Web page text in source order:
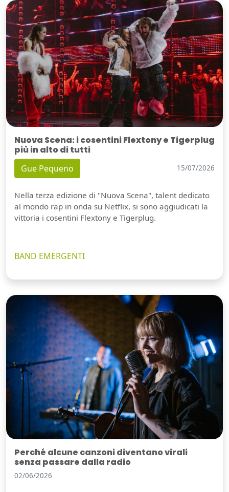
Nuova Scena: i cosentini Flextony e Tigerplug
più in alto di tutti
Gue Pequeno 15/07/2026
Nella terza edizione di "Nuova Scena", talent dedicato
al mondo rap in onda su Netflix, si sono aggiudicati la
vittoria i cosentini Flextony e Tigerplug.
BAND EMERGENTI
Perché alcune canzoni diventano virali
senza passare dalla radio
02/06/2026